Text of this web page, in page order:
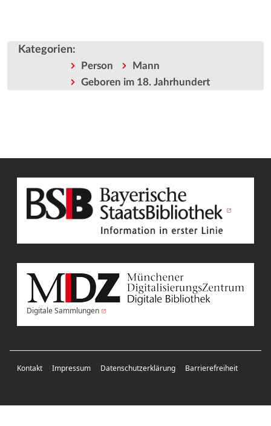
Kategorien:
Person
Mann
Geboren im 18. Jahrhundert
Digitale Sammlungen
Kontakt Impressum Datenschutzerklärung Barrierefreiheit